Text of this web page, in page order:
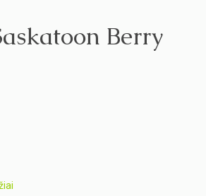
Berry